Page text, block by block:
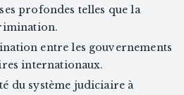
profondes telles que la
entre les gouvernements
internationaux.
du système judiciaire à